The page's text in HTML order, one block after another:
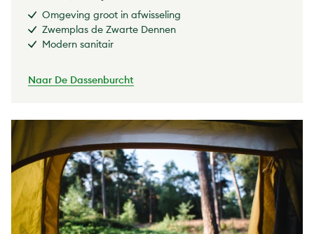
Omgeving groot in afwisseling
Zwemplas de Zwarte Dennen
Modern sanitair
Naar De Dassenburcht